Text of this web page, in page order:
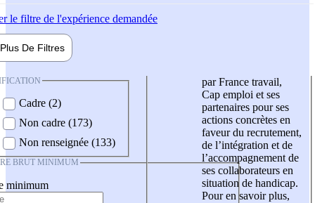
le filtre de l'expérience demandée
Plus De Filtres
Cadre (2)
Non cadre (173)
Non renseignée (133)
BRUT MINIMUM
minimum
par France travail,
Cap emploi et ses
partenaires pour ses
actions concrètes en
faveur du recrutement,
de l’intégration et de
l’accompagnement de
ses collaborateurs en
situation de handicap.
Pour en savoir plus,